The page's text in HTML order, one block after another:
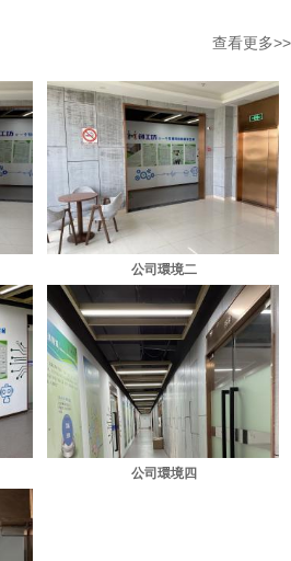
查看更多>>
公司環境二
公司環境四